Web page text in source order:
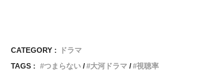
CATEGORY :
ドラマ
TAGS :
つまらない 大河ドラマ 視聴率